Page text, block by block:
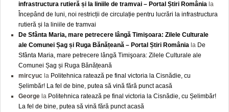
infrastructura rutieră și la liniile de tramvai – Portal Știri România la
Începând de luni, noi restricții de circulație pentru lucrări la infrastructura
rutieră și la liniile de tramvai
De Sfânta Maria, mare petrecere lângă Timişoara: Zilele Culturale
ale Comunei Șag și Ruga Bănățeană – Portal Știri România la De
Sfânta Maria, mare petrecere lângă Timişoara: Zilele Culturale ale
Comunei Șag și Ruga Bănățeană
mircyuc la Politehnica ratează pe final victoria la Cisnădie, cu
Șelimbăr! La fel de bine, putea să vină fără punct acasă
George la Politehnica ratează pe final victoria la Cisnădie, cu Șelimbăr!
La fel de bine, putea să vină fără punct acasă